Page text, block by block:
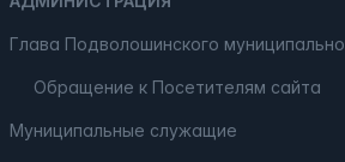
Глава Подволошинского
Обращение к Посетителям сайта
Муниципальные служащие